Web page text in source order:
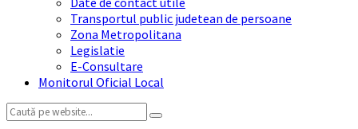
Transportul public judetean de persoane
Zona Metropolitana
Legislatie
E-Consultare
Monitorul Oficial Local
Search: